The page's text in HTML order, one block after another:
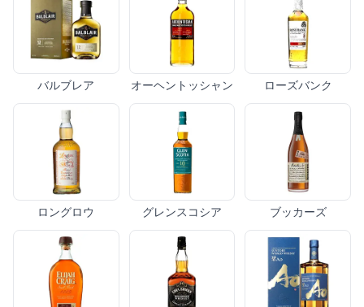
バルブレア オーヘントッシャン ローズバンク
ロングロウ グレンスコシア ブッカーズ